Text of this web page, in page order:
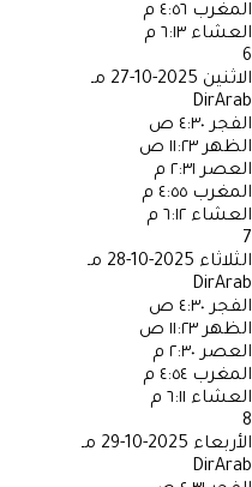
المغرب ٤:٥٦ م
العشاء ٦:١٣ م
6
الاثنين 2025-10-27 مـ
DirArab
الفجر ٤:٣٠ ص
الظهر ١١:٢٣ ص
العصر ٢:٣١ م
المغرب ٤:٥٥ م
العشاء ٦:١٢ م
7
الثلاثاء 2025-10-28 مـ
DirArab
الفجر ٤:٣٠ ص
الظهر ١١:٢٣ ص
العصر ٢:٣٠ م
المغرب ٤:٥٤ م
العشاء ٦:١١ م
8
الأربعاء 2025-10-29 مـ
DirArab